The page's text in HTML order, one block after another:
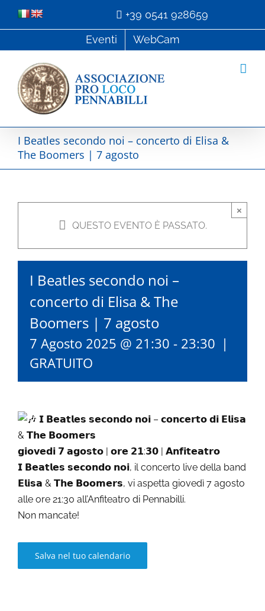
Salta
+39 0541 928659
Eventi WebCam
I Beatles secondo noi – concerto di Elisa &
The Boomers | 7 agosto
QUESTO EVENTO È PASSATO.
×
I Beatles secondo noi –
concerto di Elisa & The
Boomers | 7 agosto
7 Agosto 2025 @ 21:30 - 23:30 |
GRATUITO
𝗜 𝗕𝗲𝗮𝘁𝗹𝗲𝘀 𝘀𝗲𝗰𝗼𝗻𝗱𝗼 𝗻𝗼𝗶 – 𝗰𝗼𝗻𝗰𝗲𝗿𝘁𝗼 𝗱𝗶 𝗘𝗹𝗶𝘀𝗮
& 𝗧𝗵𝗲 𝗕𝗼𝗼𝗺𝗲𝗿𝘀
𝗴𝗶𝗼𝘃𝗲𝗱𝗶 𝟳 𝗮𝗴𝗼𝘀𝘁𝗼 | 𝗼𝗿𝗲 𝟮𝟭:𝟯𝟬 | 𝗔𝗻𝗳𝗶𝘁𝗲𝗮𝘁𝗿𝗼
𝗜 𝗕𝗲𝗮𝘁𝗹𝗲𝘀 𝘀𝗲𝗰𝗼𝗻𝗱𝗼 𝗻𝗼𝗶, il concerto live della band
𝗘𝗹𝗶𝘀𝗮 & 𝗧𝗵𝗲 𝗕𝗼𝗼𝗺𝗲𝗿𝘀, vi aspetta giovedì 7 agosto
alle ore 21:30 all’Anfiteatro di Pennabilli.
Non mancate!
Salva nel tuo calendario